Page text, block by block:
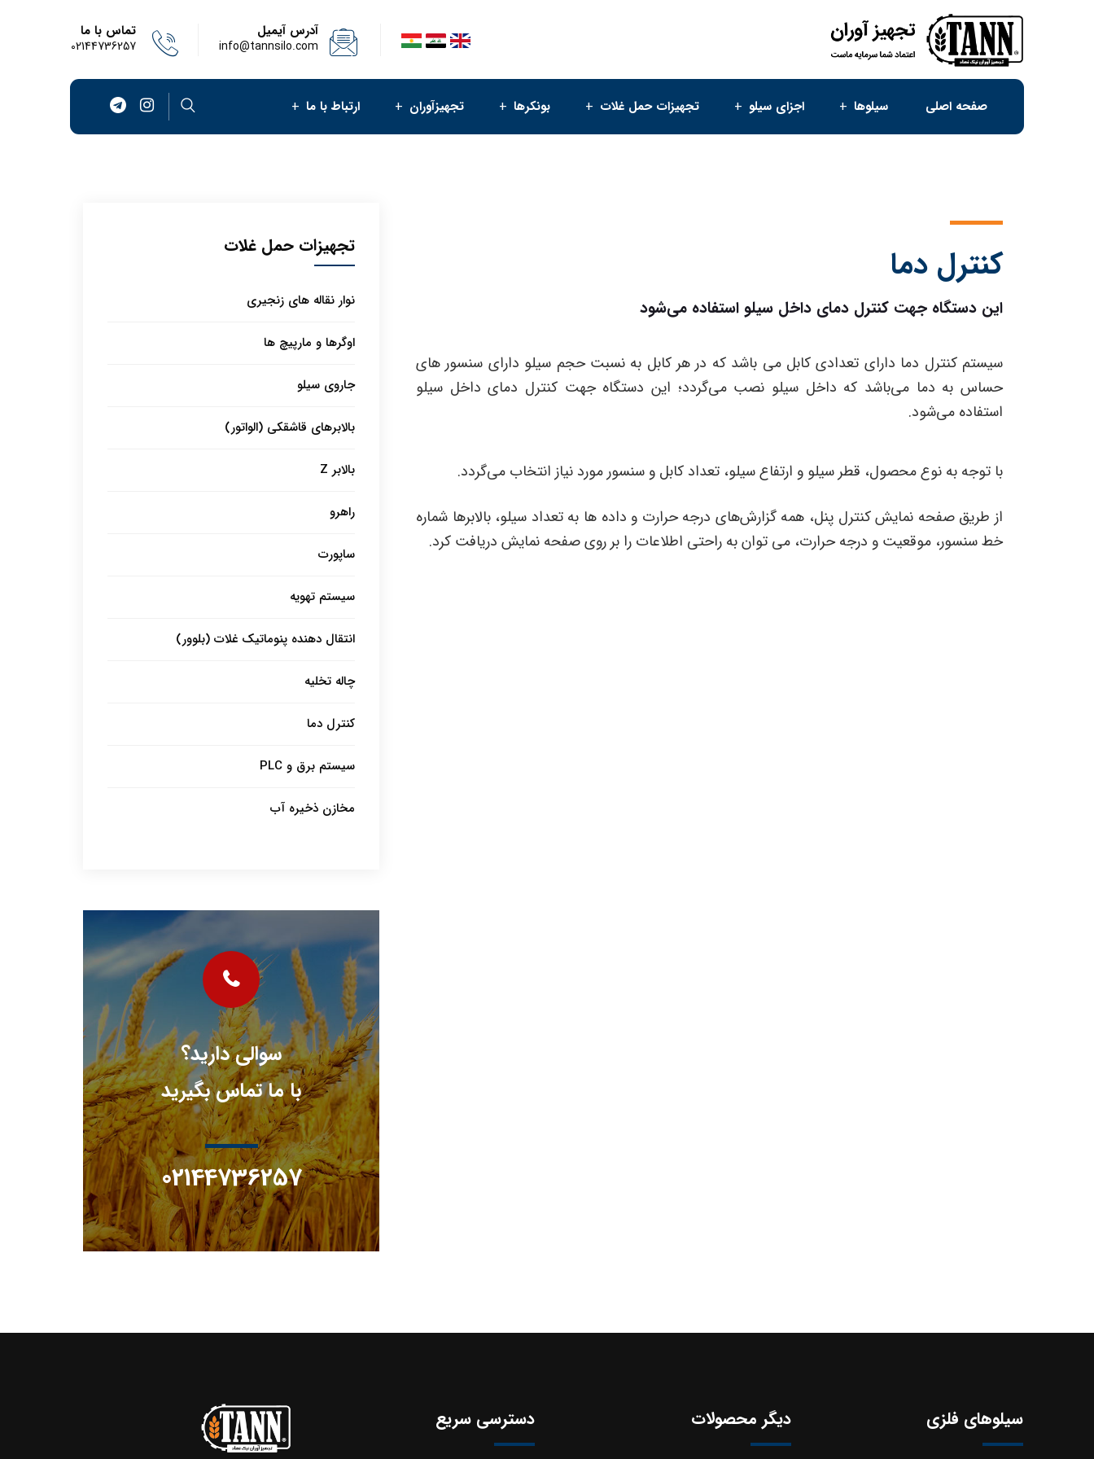
آدرس آیمیل
info@tannsilo.com
تماس با ما
02144736257
صفحه اصلی سیلوها اجزای سیلو تجهیزات حمل غلات بونکرها تجهیزآوران ارتباط با ما
کنترل دما
این دستگاه جهت کنترل دمای داخل سیلو استفاده می‌شود
سیستم کنترل دما دارای تعدادی کابل می‌ باشد که در هر کابل به نسبت حجم سیلو دارای سنسور های
حساس به دما می‌باشد که داخل سیلو نصب می‌گردد؛ این دستگاه جهت کنترل دمای داخل سیلو
استفاده می‌شود.
با توجه به نوع محصول، قطر سیلو و ارتفاع سیلو، تعداد کابل و سنسور مورد نیاز انتخاب می‌گردد.
از طریق صفحه نمایش کنترل پنل، همه گزارش‌های درجه حرارت و داده‌ ها به تعداد سیلو، بالابر‌ها شماره
خط سنسور، موقعیت و درجه حرارت، می توان به راحتی اطلاعات را بر روی صفحه نمایش دریافت کرد.
تجهیزات حمل غلات
نوار نقاله های زنجیری
اوگرها و مارپیچ ها
جاروی سیلو
بالابرهای قاشقکی (الواتور)
بالابر Z
راهرو
ساپورت
سیستم تهویه
انتقال دهنده پنوماتیک غلات (بلوور)
چاله تخلیه
کنترل دما
سیستم برق و PLC
مخازن ذخیره آب
سوالی دارید؟
با ما تماس بگیرید
02144736257
سیلوهای فلزی دیگر محصولات دسترسی سریع